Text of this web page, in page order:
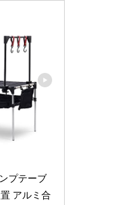
プテーブ
アルミ合